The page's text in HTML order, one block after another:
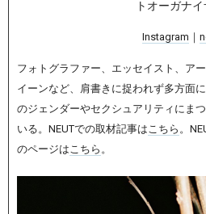
トオーガナ
Instagram ｜
フォトグラファー、エッセイスト、ア
イーンなど、肩書きに捉われず多方面
のジェンダーやセクシュアリティにま
いる。NEUTでの取材記事は こちら 。
のページは こちら 。